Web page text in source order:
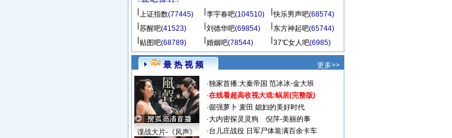
上证指数(77445) 李宇春吧(104510) 快乐男声吧(68574)
苏醒吧(41523) 刘德华吧(69854) 东方神起吧(65744)
贴图吧(68789) 婚姻吧(78544) 37℃女人吧(6985)
最 热 视 频 更多>>
谍战大片-《风声》
·独家首播:大秦帝国 范冰冰-金大班
·在线看超高收视大戏:蜗居(完整版)
·倔强萝卜 麦田 媳妇的美好时代
·大内密探灵灵狗
倪萍-美丽的事
·台儿庄战役 日军尸体装满百余卡车